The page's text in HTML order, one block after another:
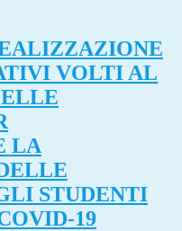
VOLTI AL
LA
STUDENTI
19